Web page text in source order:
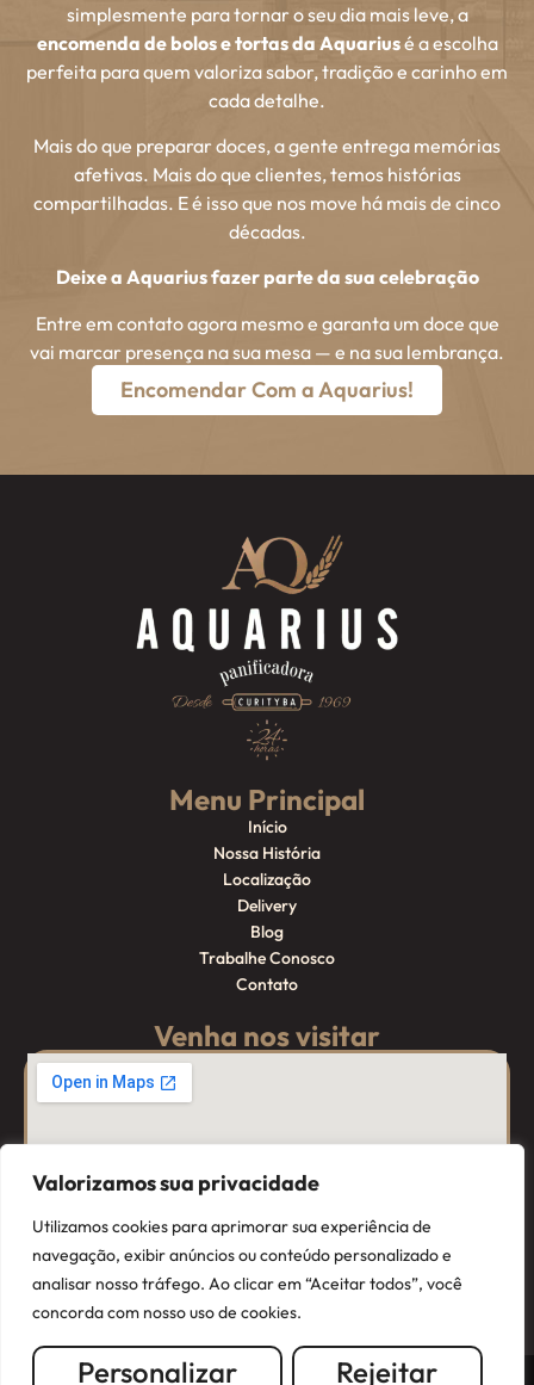
Valorizamos sua privacidade
Utilizamos cookies para aprimorar sua experiência de
navegação, exibir anúncios ou conteúdo personalizado e
analisar nosso tráfego. Ao clicar em “Aceitar todos”, você
concorda com nosso uso de cookies.
Personalizar Rejeitar
simplesmente para tornar o seu dia mais leve, a
encomenda de bolos e tortas da Aquariusé a escolha
perfeita para quem valoriza sabor, tradição e carinho em
cada detalhe.
Mais do que preparar doces, a gente entrega memórias
afetivas. Mais do que clientes, temos histórias
compartilhadas. E é isso que nos move há mais de cinco
décadas.
Deixe a Aquarius fazer parte da sua celebração
Entre em contato agora mesmo e garanta um doce que
vai marcar presença na sua mesa — e na sua lembrança.
Encomendar Com a Aquarius!
Menu Principal
Início
Nossa História
Localização
Delivery
Blog
Trabalhe Conosco
Contato
Venha nos visitar